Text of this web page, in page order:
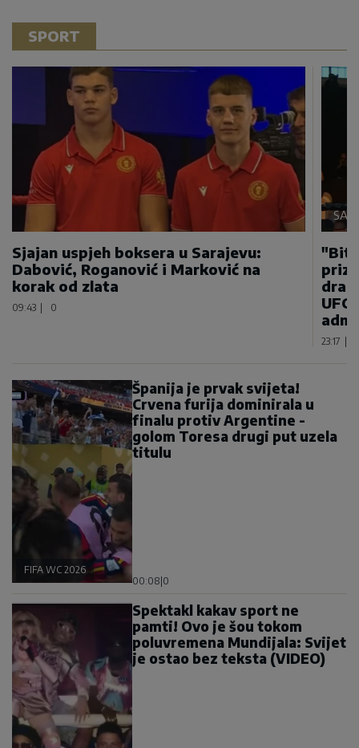
SPORT
Sjajan uspjeh boksera u Sarajevu:
Dabović, Roganović i Marković na
korak od zlata
09:43 0
23:17
FIFA WC 2026
Španija je prvak svijeta!
Crvena furija dominirala u
finalu protiv Argentine -
golom Toresa drugi put uzela
titulu
00:08 0
Spektakl kakav sport ne
pamti! Ovo je šou tokom
poluvremena Mundijala: Svijet
je ostao bez teksta (VIDEO)